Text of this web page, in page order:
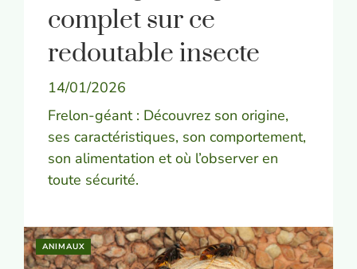
complet sur ce
redoutable insecte
14/01/2026
Frelon-géant : Découvrez son origine,
ses caractéristiques, son comportement,
son alimentation et où l’observer en
toute sécurité.
ANIMAUX